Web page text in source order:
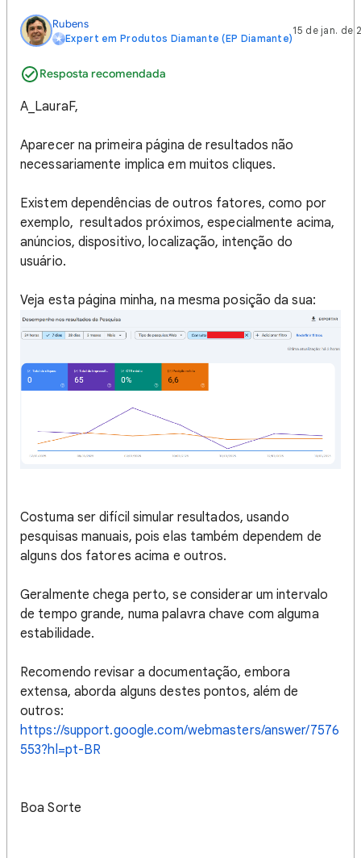
Rubens
Expert em Produtos Diamante (EP Diamante)
Resposta recomendada
15 de jan. de
A_LauraF,
Aparecer na primeira página de resultados não
necessariamente implica em muitos cliques.
Existem dependências de outros fatores, como por
exemplo, resultados próximos, especialmente acima,
anúncios, dispositivo, localização, intenção do
usuário.
Veja esta página minha, na mesma posição da sua:
Costuma ser difícil simular resultados, usando
pesquisas manuais, pois elas também dependem de
alguns dos fatores acima e outros.
Geralmente chega perto, se considerar um intervalo
de tempo grande, numa palavra chave com alguma
estabilidade.
Recomendo revisar a documentação, embora
extensa, aborda alguns destes pontos, além de
outros:
https://support.google.com/webmasters/answer/7576
553?hl=pt-BR
Boa Sorte